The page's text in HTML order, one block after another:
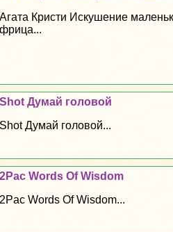
Агата Кристи Искушение
фрица...
Shot Думай головой
Shot Думай головой...
2Pac Words Of Wisdom
2Pac Words Of Wisdom...